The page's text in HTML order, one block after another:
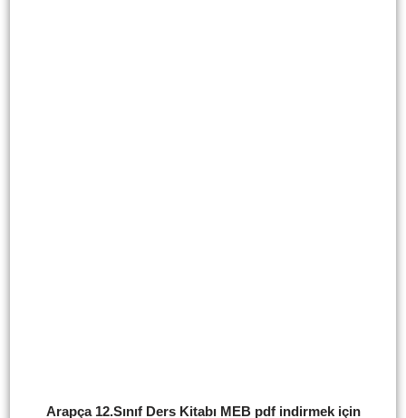
Arapça 12.Sınıf Ders Kitabı MEB pdf indirmek için